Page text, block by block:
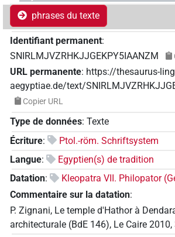
phrases du texte
Identifiant permanent:
SNIRLMJVZRHKJJGEKPY5IAANZM
URL permanente: https://thesaurus-
aegyptiae.de/text/
Copier URL
Type de données: Texte
Écriture:
Ptol.-röm. Schriftsystem
Langue:
Egyptien(s) de tradition
Datation:
Kleopatra VII. Philopator
Commentaire sur la datation:
P. Zignani, Le temple d'Hathor à
architecturale (BdE 146), Le Caire 2010,